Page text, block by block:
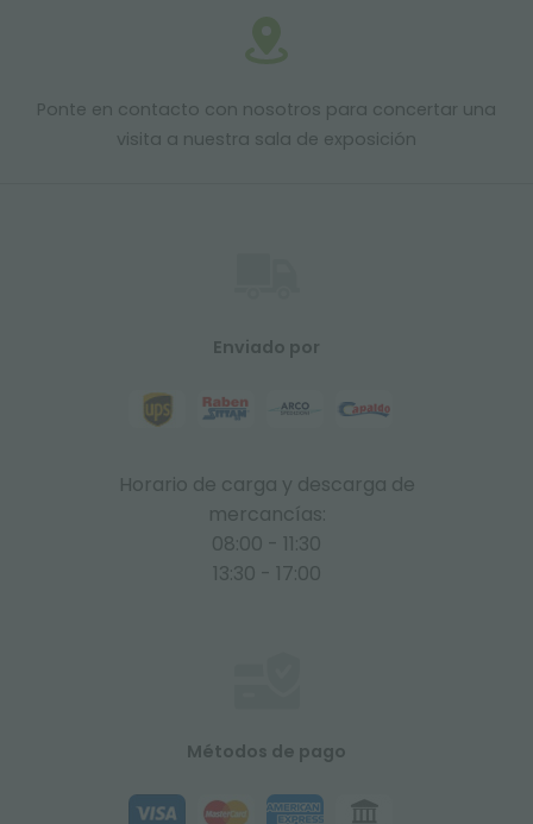
Ponte en contacto con nosotros para concertar una
visita a nuestra sala de exposición
Enviado por
Horario de carga y descarga de
mercancías:
08:00 - 11:30
13:30 - 17:00
Métodos de pago